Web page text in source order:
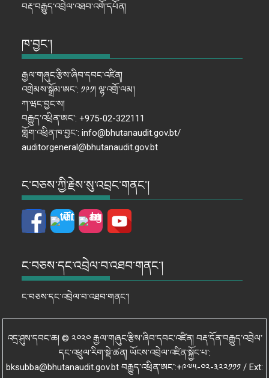
བརྡ་བརྒྱུད་འབྲེལ་འཐབ་འགོ་དཔོན།
ཁ་བྱང་།
རྒྱལ་གཞུང་རྩིས་ཞིབ་དབང་འཛིན།
འགྲེམས་སྒྲོམ་ཨང་: ༡༩༡། ལྷ་འགྲོ་ལམ།
ཀ་ཝང་བྱང་ས།
བརྒྱུད་འཕྲིན་ཨང་: +975-02-322111
གློག་འཕྲིན་ཁ་བྱང་: info@bhutanaudit.gov.bt/
auditorgeneral@bhutanaudit.gov.bt
ང་བཅས་ཀྱི་རྗེས་སུ་འབྲང་གནང་།
ང་བཅས་དང་འབྲེལ་བ་འཐབ་གནང་།
ང་བཅས་དང་འབྲེལ་བ་འཐབ་གནང་།
འདྲ་ཤུས་དབང་ཆ། © ༢༠༢༠ རྒྱལ་གཞུང་རྩིས་ཞིབ་དབང་འཛིན། བརྡ་དོན་བརྒྱུད་འབྲེལ་
དང་འཕྲུལ་རིག་སྡེ་ཚན། ཡོངས་འབྲེལ་འཛིན་སྐྱོང་པ་:
bksubba@bhutanaudit.gov.bt བརྒྱུད་འཕྲིན་ཨང་:+༩༧༥-༠༢-༣༢༢༡༡༡ / Ext: